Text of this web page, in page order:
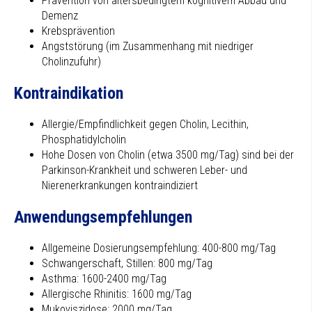
Demenz
Krebsprävention
Angststörung (im Zusammenhang mit niedriger
Cholinzufuhr)
Kontraindikation
Allergie/Empfindlichkeit gegen Cholin, Lecithin,
Phosphatidylcholin
Hohe Dosen von Cholin (etwa 3500 mg/Tag) sind bei der
Parkinson-Krankheit und schweren Leber- und
Nierenerkrankungen kontraindiziert
Anwendungsempfehlungen
Allgemeine Dosierungsempfehlung: 400-800 mg/Tag
Schwangerschaft, Stillen: 800 mg/Tag
Asthma: 1600-2400 mg/Tag
Allergische Rhinitis: 1600 mg/Tag